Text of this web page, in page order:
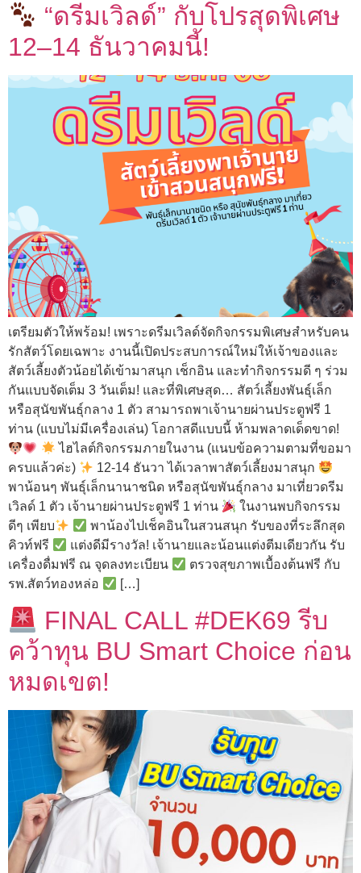
“ดรีมเวิลด์” กับโปรสุดพิเศษ
12–14 ธันวาคมนี้!
เตรียมตัวให้พร้อม! เพราะดรีมเวิลด์จัดกิจกรรมพิเศษสำหรับคน
รักสัตว์โดยเฉพาะ งานนี้เปิดประสบการณ์ใหม่ให้เจ้าของและ
สัตว์เลี้ยงตัวน้อยได้เข้ามาสนุก เช็กอิน และทำกิจกรรมดี ๆ ร่วม
กันแบบจัดเต็ม 3 วันเต็ม! และที่พิเศษสุด… สัตว์เลี้ยงพันธุ์เล็ก
หรือสุนัขพันธุ์กลาง 1 ตัว สามารถพาเจ้านายผ่านประตูฟรี 1
ท่าน (แบบไม่มีเครื่องเล่น) โอกาสดีแบบนี้ ห้ามพลาดเด็ดขาด!
ไฮไลต์กิจกรรมภายในงาน (แนบข้อความตามที่ขอมา
ครบแล้วค่ะ)
12-14 ธันวา ได้เวลาพาสัตว์เลี้ยงมาสนุก
พาน้อนๆ พันธุ์เล็กนานาชนิด หรือสุนัขพันธุ์กลาง มาเที่ยวดรีม
เวิลด์ 1 ตัว เจ้านายผ่านประตูฟรี 1 ท่าน
ในงานพบกิจกรรม
ดีๆ เพียบ
พาน้องไปเช็คอินในสวนสนุก รับของที่ระลึกสุด
คิวท์ฟรี
แต่งดีมีรางวัล! เจ้านายและน้อนแต่งตีมเดียวกัน รับ
เครื่องดื่มฟรี ณ จุดลงทะเบียน
ตรวจสุขภาพเบื้องต้นฟรี กับ
รพ.สัตว์ทองหล่อ
[…]
FINAL CALL #DEK69 รีบ
คว้าทุน BU Smart Choice ก่อน
หมดเขต!